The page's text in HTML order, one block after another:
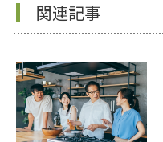
関連記事